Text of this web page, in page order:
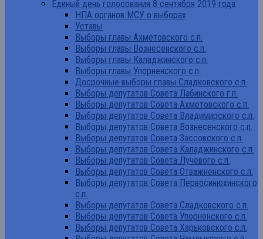
Единый день голосования 8 сентября 2019 года
НПА органов МСУ о выборах
Уставы
Выборы главы Ахметовского с.п.
Выборы главы Вознесенского с.п.
Выборы главы Каладжинского с.п.
Выборы главы Упорненского с.п.
Досрочные выборы главы Сладковского с.п.
Выборы депутатов Совета Лабинского г.п.
Выборы депутатов Совета Ахметовского с.п.
Выборы депутатов Совета Владимирского с.п.
Выборы депутатов Совета Вознесенского с.п.
Выборы депутатов Совета Зассовского с.п.
Выборы депутатов Совета Каладжинского с.п.
Выборы депутатов Совета Лучевого с.п.
Выборы депутатов Совета Отважненского с.п.
Выборы депутатов Совета Первосинюхинского
с.п.
Выборы депутатов Совета Сладковского с.п.
Выборы депутатов Совета Упорненского с.п.
Выборы депутатов Совета Харьковского с.п.